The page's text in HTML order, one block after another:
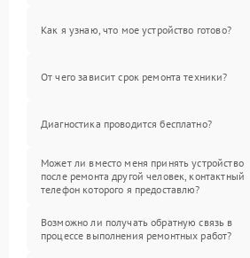
Как я узнаю, что мое устройство готово?
От чего зависит срок ремонта техники?
Диагностика проводится бесплатно?
Может ли вместо меня принять устройство
после ремонта другой человек, контактный
телефон которого я предоставлю?
Возможно ли получать обратную связь в
процессе выполнения ремонтных работ?